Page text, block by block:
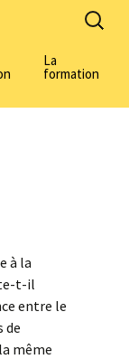
!
équipe
Centre Herriot
(Villeurbanne)
La
formation
à la
t-il
entre le
de
même